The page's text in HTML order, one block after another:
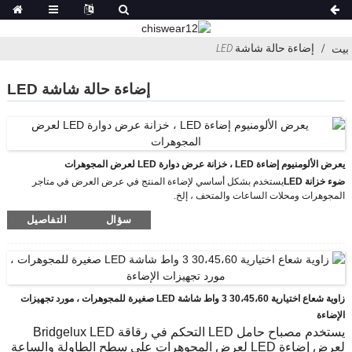
بيت إضاءة حالة شاشة LED
إضاءة حالة شاشة LED
يعرض الألومنيوم إضاءة LED ، خزانة عرض دوارة LED لعرض المجوهرات
ضوء خزانة LED
يستخدم بشكل أساسي لإضاءة المنتج في عرض العرض في متاجر
المجوهرات ومحلات الساعات والمتحف ، إلخ.
يجب أن يتم تشغيله بواسطة DC12V
يستخدم مصباح LED الدائم التحكم في رقاقة XPE CREE LED للإضاءة على شاشة
عرض مجوهرات كونترتوب الإضاءة ، والساعة الذكية وملابس الموضة ، ومن السهل جدًا
تثبيت حامل الشاشة ، وإضافة جو مشرق لامع وجذب انتباه المزيد من الناس.
سؤال التفاصيل
زاوية شعاع اختيارية 30،45،60 3 واط شاشة LED صغيرة للمجوهرات ، مورد تجهيزات
الإضاءة
يستخدم مصباح حامل LED التحكم في رقاقة Bridgelux LED
لعرض إضاءة LED لعرض المجوهرات على سطح الطاولة والساعة